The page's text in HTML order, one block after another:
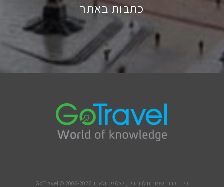
כתבות באתר
כל הזכויות שמורות לכותבים, לצלמים ולאתר GoTravel © 2006-2026